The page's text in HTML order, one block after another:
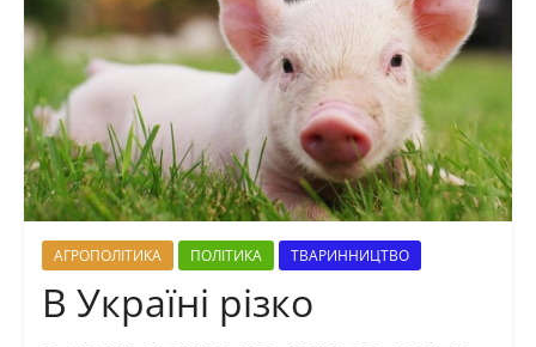
АГРОПОЛІТИКА ПОЛІТИКА ТВАРИННИЦТВО
В Україні різко